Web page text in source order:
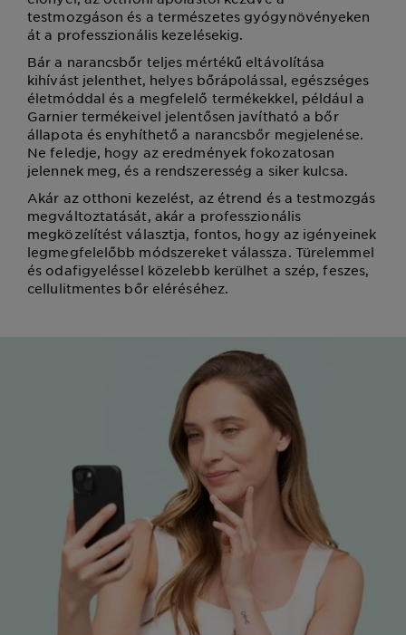
testmozgáson és a természetes gyógynövényeken
át a professzionális kezelésekig.
Bár a narancsbőr teljes mértékű eltávolítása
kihívást jelenthet, helyes bőrápolással, egészséges
életmóddal és a megfelelő termékekkel, például a
Garnier termékeivel jelentősen javítható a bőr
állapota és enyhíthető a narancsbőr megjelenése.
Ne feledje, hogy az eredmények fokozatosan
jelennek meg, és a rendszeresség a siker kulcsa.
Akár az otthoni kezelést, az étrend és a testmozgás
megváltoztatását, akár a professzionális
megközelítést választja, fontos, hogy az igényeinek
legmegfelelőbb módszereket válassza. Türelemmel
és odafigyeléssel közelebb kerülhet a szép, feszes,
cellulitmentes bőr eléréséhez.